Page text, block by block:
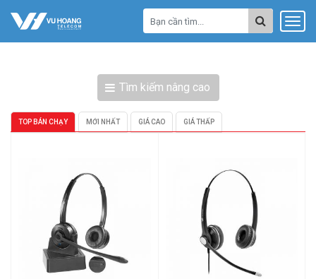
Tìm kiếm nâng cao
TOP BÁN CHẠY MỚI NHẤT GIÁ CAO GIÁ THẤP